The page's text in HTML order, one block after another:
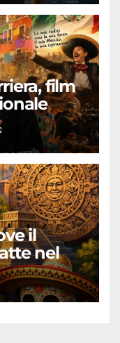
film
il
nel